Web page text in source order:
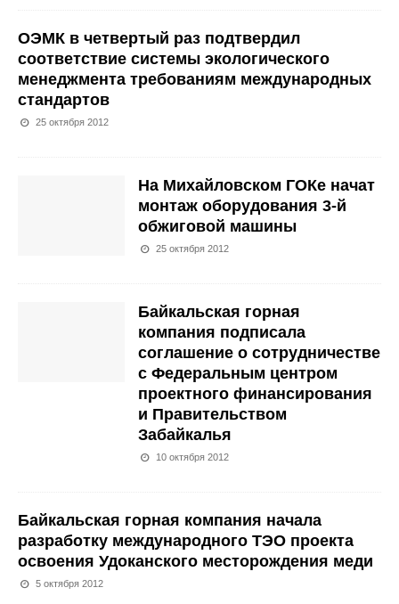
ОЭМК в четвертый раз подтвердил
соответствие системы экологического
менеджмента требованиям международных
стандартов
25 октября 2012
На Михайловском ГОКе начат
монтаж оборудования 3-й
обжиговой машины
25 октября 2012
Байкальская горная
компания подписала
соглашение о сотрудничестве
с Федеральным центром
проектного финансирования
и Правительством
Забайкалья
10 октября 2012
Байкальская горная компания начала
разработку международного ТЭО проекта
освоения Удоканского месторождения меди
5 октября 2012